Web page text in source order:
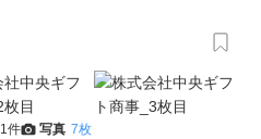
1件 写真 7枚